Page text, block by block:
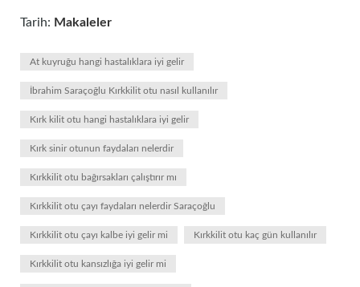
Tarih: Makaleler
At kuyruğu hangi hastalıklara iyi gelir
İbrahim Saraçoğlu Kırkkilit otu nasıl kullanılır
Kırk kilit otu hangi hastalıklara iyi gelir
Kırk sinir otunun faydaları nelerdir
Kırkkilit otu bağırsakları çalıştırır mı
Kırkkilit otu çayı faydaları nelerdir Saraçoğlu
Kırkkilit otu çayı kalbe iyi gelir mi Kırkkilit otu kaç gün kullanılır
Kırkkilit otu kansızlığa iyi gelir mi